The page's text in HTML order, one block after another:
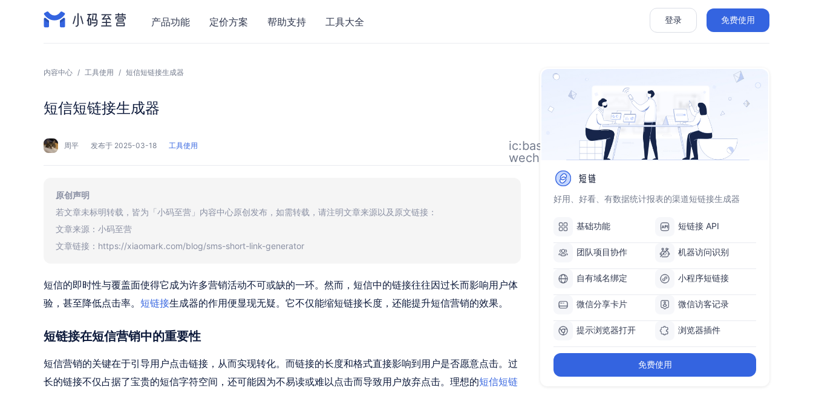
产品功能 定价方案 帮助支持 工具大全 登录 免费使用
内容中心 / 工具使用 / 短信短链接生成器
短信短链接生成器
周平 发布于 2025-03-18 工具使用
ic:baseline-
wechat
原创声明
若文章未标明转载，皆为「小码至营」内容中心原创发布，如需转载，请注明文章来源以及原文链接：
文章来源：小码至营
文章链接：https://xiaomark.com/blog/sms-short-link-generator
短信的即时性与覆盖面使得它成为许多营销活动不可或缺的一环。然而，短信中的链接往往因过长而影响用户体
验，甚至降低点击率。 短链接生成器的作用便显现无疑。它不仅能缩短链接长度，还能提升短信营销的效果。
短链接在短信营销中的重要性
短信营销的关键在于引导用户点击链接，从而实现转化。而链接的长度和格式直接影响到用户是否愿意点击。过
长的链接不仅占据了宝贵的短信字符空间，还可能因为不易读或难以点击而导致用户放弃点击。理想的短信短链
好用、好看、有数据统计报表的渠道短链接生成器
基础功能 短链接 API
团队项目协作 机器访问识别
自有域名绑定 小程序短链接
微信分享卡片 微信访客记录
提示浏览器打开 浏览器插件
免费使用